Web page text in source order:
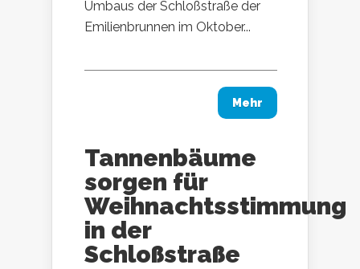
Umbaus der Schloßstraße der
Emilienbrunnen im Oktober...
Mehr
Tannenbäume
sorgen für
Weihnachtsstimmung
in der
Schloßstraße